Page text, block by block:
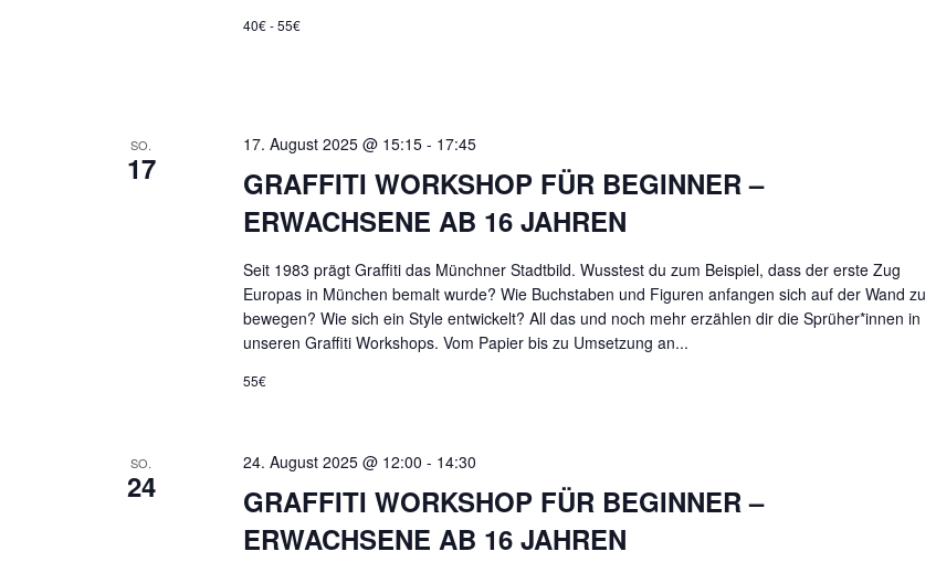
40€ - 55€
SO.
17
GRAFFITI WORKSHOP FÜR BEGINNER –
ERWACHSENE AB 16 JAHREN
17. August 2025 @ 15:15- 17:45
Seit 1983 prägt Graffiti das Münchner Stadtbild. Wusstest du zum Beispiel, dass der erste Zug
Europas in München bemalt wurde? Wie Buchstaben und Figuren anfangen sich auf der Wand zu
bewegen? Wie sich ein Style entwickelt? All das und noch mehr erzählen dir die Sprüher*innen in
unseren Graffiti Workshops. Vom Papier bis zu Umsetzung an...
55€
SO.
24
GRAFFITI WORKSHOP FÜR BEGINNER –
ERWACHSENE AB 16 JAHREN
24. August 2025 @ 12:00 - 14:30